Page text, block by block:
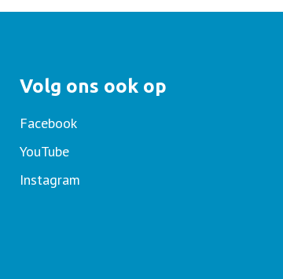
Volg ons ook op
Facebook
YouTube
Instagram